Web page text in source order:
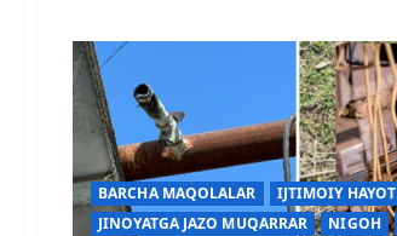
BARCHA MAQOLALAR
IJTIMOIY HAYOT
JINOYATGA JAZO MUQARRAR
NIGOH